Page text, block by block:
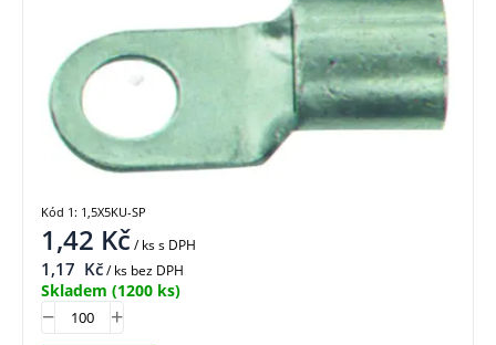
1,42 Kč/ kss DPH
1,17 Kč/ ks bez DPH
Skladem (1200 ks)
Kód 1: 1,5X5KU-SP